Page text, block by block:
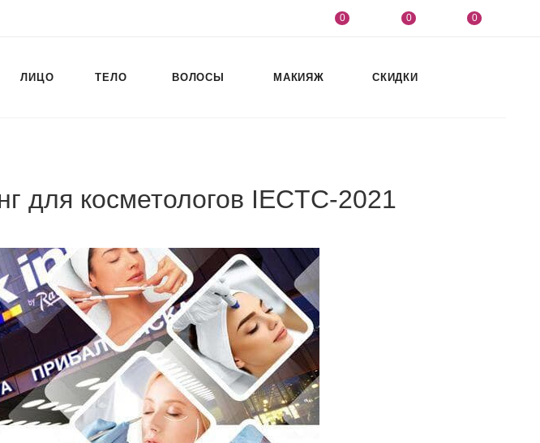
0 0 0
ЛИЦО ТЕЛО ВОЛОСЫ МАКИЯЖ СКИДКИ
для косметологов IECTC-2021